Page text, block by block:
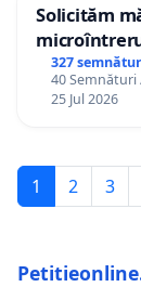
Solicităm
Sâncraiu
327
40 Semnături
25 Jul 2026
1 2 3